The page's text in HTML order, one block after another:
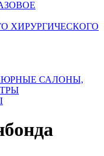
ХИРУРГИЧЕСКОГО
САЛОНЫ,